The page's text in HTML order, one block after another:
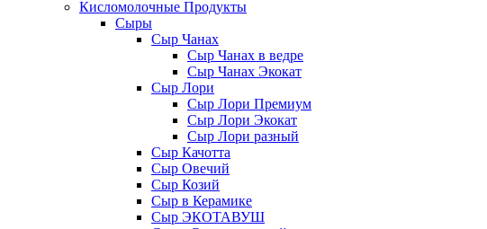
Кисломолочные Продукты
Сыры
Сыр Чанах
Сыр Чанах в ведре
Сыр Чанах Экокат
Сыр Лори
Сыр Лори Премиум
Сыр Лори Экокат
Сыр Лори разный
Сыр Качотта
Сыр Овечий
Сыр Козий
Сыр в Керамике
Сыр ЭКОТАВУШ